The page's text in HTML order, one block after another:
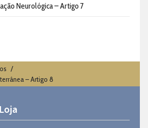
Neurológica – Artigo 7
/
– Artigo 8